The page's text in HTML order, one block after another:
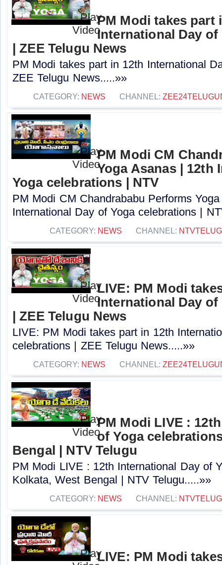
PM Modi takes part
International Day
| ZEE Telugu News
PM Modi takes part in 12th International
ZEE Telugu News.....»»
CATEGORY: NEWS CHANNEL:
PM Modi CM
Yoga Asanas | 12th
Yoga celebrations | NTV
PM Modi CM Chandrababu Performs
International Day of Yoga celebrations |
CATEGORY: NEWS CHANNEL:
LIVE: PM Modi
International Day
| ZEE Telugu News
LIVE: PM Modi takes part in 12th
celebrations | ZEE Telugu News.....»»
CATEGORY: NEWS CHANNEL:
PM Modi LIVE :
of Yoga
Bengal | NTV Telugu
PM Modi LIVE : 12th International Day of
Kolkata, West Bengal | NTV Telugu.....»»
CATEGORY: NEWS CHANNEL:
LIVE: PM Modi